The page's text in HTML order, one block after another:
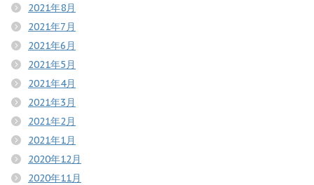
2021年8月
2021年7月
2021年6月
2021年5月
2021年4月
2021年3月
2021年2月
2021年1月
2020年12月
2020年11月